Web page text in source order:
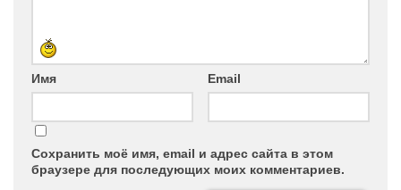
Имя Email
Сохранить моё имя, email и адрес сайта в этом
браузере для последующих моих комментариев.